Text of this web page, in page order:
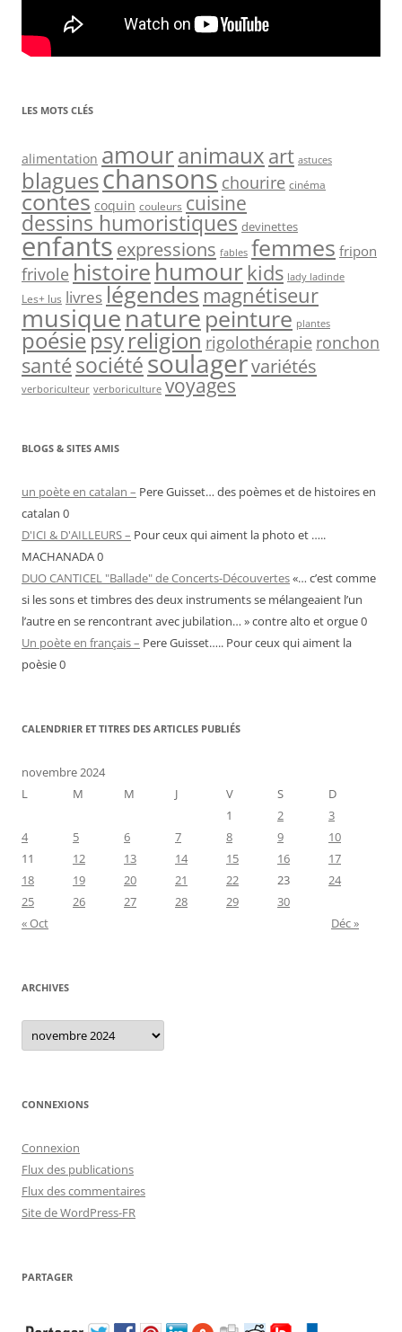
LES MOTS CLÉS
alimentation amouranimaux art astuces
blagueschansons chourire cinéma
contes coquin couleurs cuisine
dessins humoristiques devinettes
enfantsexpressions fables femmes fripon
frivole histoire humour kids lady ladinde
Les+ lus livreslégendes magnétiseur
musiquenature peinture plantes
poésiepsyreligion rigolothérapie ronchon
santésociétésoulagervariétés
verboriculteur verboriculture voyages
BLOGS & SITES AMIS
un poète en catalan – Pere Guisset… des poèmes et de histoires en
catalan 0
D'ICI & D'AILLEURS – Pour ceux qui aiment la photo et …..
MACHANADA 0
DUO CANTICEL "Ballade" de Concerts-Découvertes«… c’est comme
si les sons et timbres des deux instruments se mélangeaient l’un
l’autre en se rencontrant avec jubilation… » contre alto et orgue 0
Un poète en français – Pere Guisset….. Pour ceux qui aiment la
poèsie 0
CALENDRIER ET TITRES DES ARTICLES PUBLIÉS
novembre 2024
L
M M J V S
D
1
2
3
4
5 6 7 8 9
10
11
12 13 14 15 16
17
18
19 20 21 22 23
24
25
26 27 28 29
30
« Oct
Déc »
ARCHIVES
Archives
CONNEXIONS
Connexion
Flux des publications
Flux des commentaires
Site de WordPress-FR
PARTAGER